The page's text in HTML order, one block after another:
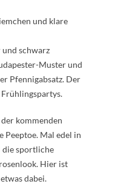
und klare
und schwarz
Muster und
Pfennigabsatz. Der
kommenden
Peeptoe. Mal edel in
die sportliche
Hier ist
dabei.